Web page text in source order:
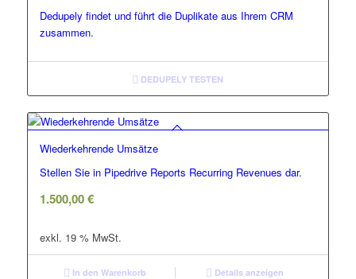
Dedupely findet und führt die Duplikate aus Ihrem CRM
zusammen.
DEDUPELY TESTEN
Wiederkehrende Umsätze
Stellen Sie in Pipedrive Reports Recurring Revenues dar.
1.500,00€
exkl. 19 % MwSt.
In den Warenkorb Details anzeigen